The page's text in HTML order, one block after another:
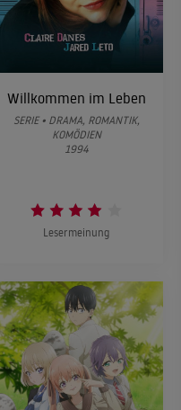
Willkommen im Leben
SERIE • DRAMA, ROMANTIK,
KOMÖDIEN
1994
Lesermeinung